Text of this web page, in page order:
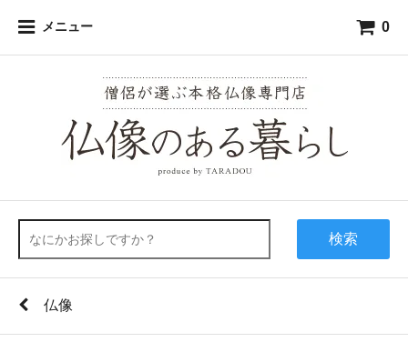
メニュー 0
検索
仏像